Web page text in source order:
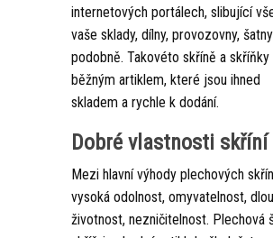
internetových portálech, slibující
vaše sklady, dílny, provozovny,
podobně. Takovéto skříně a skříňky
běžným artiklem, které jsou ihned
skladem a rychle k dodání.
Dobré vlastnosti skříní
Mezi hlavní výhody plechových
vysoká odolnost, omyvatelnost,
životnost, nezničitelnost. Plechová